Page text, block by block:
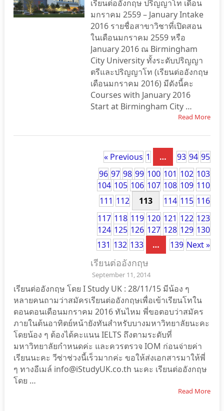
เรียนต่ออังกฤษ ปริญญาโท เดือน
มกราคม 2559 – January Intake
2016 รายชื่อสาขาวิชาที่เปิดสอน
ในเดือนมกราคม 2559 หรือ
January 2016 ณ Birmingham
City University ทั้งระดับปริญญา
ตรีและปริญญาโท (เรียนต่ออังกฤษ
เดือนมกราคม 2016) มีดังนี้คะ
Courses with January 2016
Start at Birmingham City …
Read More
« Previous 1 … 93 94 95
96 97 98 99 100 101 102 103
104 105 106 107 108 109 110
111 112 113 114 115 116
117 118 119 120 121 122 123
124 125 126 127 128 129 130
131 132 133 … 139 Next »
เรียนต่ออังกฤษ
September 11, 2014
เรียนต่ออังกฤษ โดย I Study UK :
28/11/15 มีน้อง ๆ หลายคนถามว่า
สมัครเรียนต่ออังกฤษเพื่อเข้าเรียน
โทในดอนดอนเดือนมกราคม 2016
ทันไหม พี่ขอตอบว่าสมัครภายใน
ต้นอาทิตย์หน้ายังทันสำหรับบาง
มหาวิทยาลัยนะคะ โดยน้อง ๆ ต้อง
ได้คะแนน IELTS ถึงตามระดับที่
ตรวจ IOM ก่อนจ่ายค่าเรียนนะคะ